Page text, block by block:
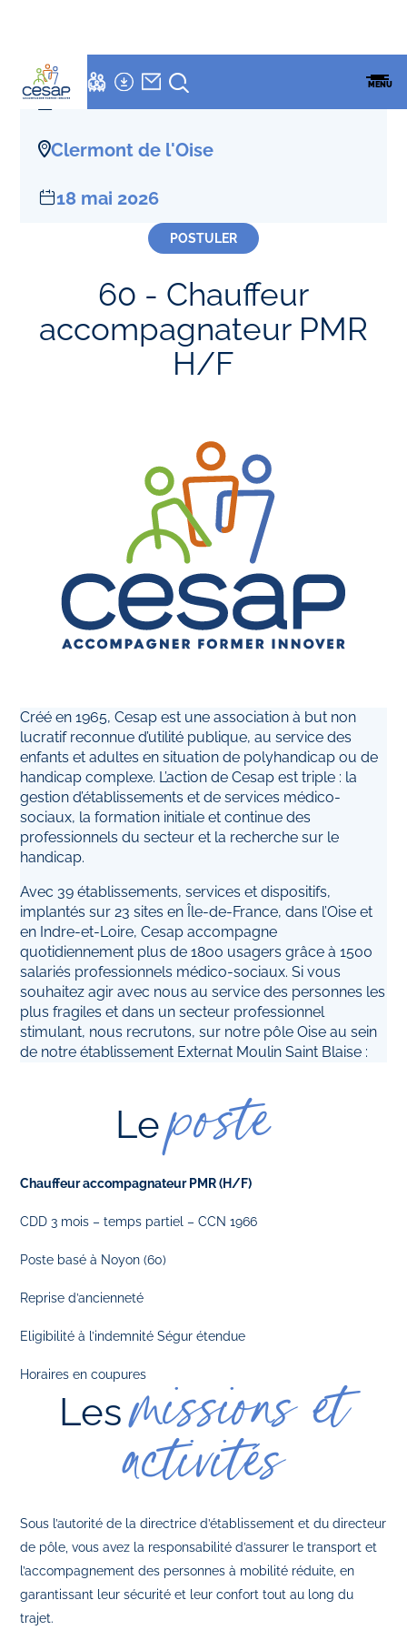
ESPACES
FAMILLESENSEMBLE
CESAPFORMATION
MENU
Accueil
CDD
Clermont de l'Oise
18 mai 2026
POSTULER
60 - Chauffeur
accompagnateur PMR
H/F
Créé en 1965, Cesap est une association à but non
lucratif reconnue d’utilité publique, au service des
enfants et adultes en situation de polyhandicap ou de
handicap complexe. L’action de Cesap est triple : la
gestion d’établissements et de services médico-
sociaux, la formation initiale et continue des
professionnels du secteur et la recherche sur le
handicap.
Avec 39 établissements, services et dispositifs,
implantés sur 23 sites en Île-de-France, dans l’Oise et
en Indre-et-Loire, Cesap accompagne
quotidiennement plus de 1800 usagers grâce à 1500
salariés professionnels médico-sociaux. Si vous
souhaitez agir avec nous au service des personnes les
plus fragiles et dans un secteur professionnel
stimulant, nous recrutons, sur notre pôle Oise au sein
de notre établissement Externat Moulin Saint Blaise :
Leposte
Chauffeur accompagnateur PMR (H/F)
CDD 3 mois – temps partiel – CCN 1966
Poste basé à Noyon (60)
Reprise d’ancienneté
Eligibilité à l’indemnité Ségur étendue
Horaires en coupures
Lesmissions et
activités
Sous l’autorité de la directrice d’établissement et du directeur
de pôle, vous avez la responsabilité d’assurer le transport et
l’accompagnement des personnes à mobilité réduite, en
garantissant leur sécurité et leur confort tout au long du
trajet.